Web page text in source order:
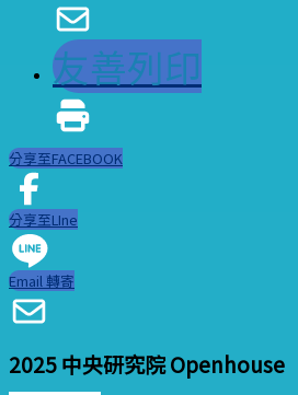
友善列印
分享至FACEBOOK
分享至LIne
Email 轉寄
2025 中央研究院 Openhouse